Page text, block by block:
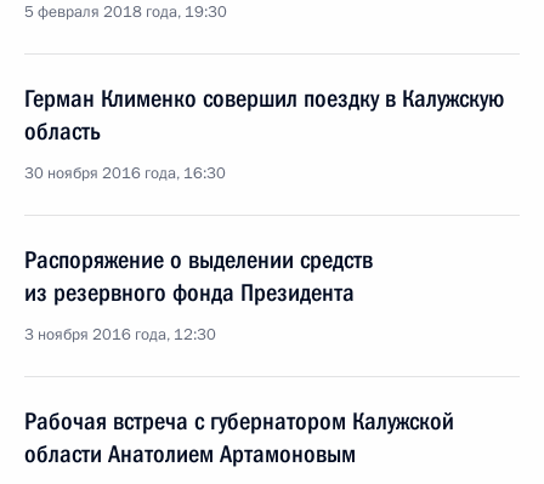
5 февраля 2018 года, 19:30
Герман Клименко совершил поездку в Калужскую
область
30 ноября 2016 года, 16:30
Распоряжение о выделении средств
из резервного фонда Президента
3 ноября 2016 года, 12:30
Рабочая встреча с губернатором Калужской
области Анатолием Артамоновым